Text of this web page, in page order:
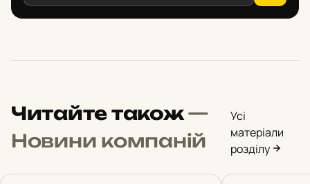
Читайте також—
Новини компаній
Усі
матеріали
розділу